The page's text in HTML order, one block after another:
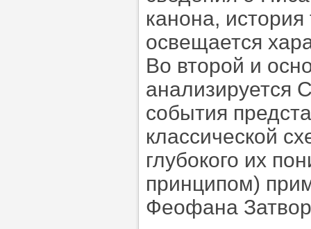
канона, история
освещается
Во второй и
анализируется
события
классической
глубокого их
принципом)
Феофана